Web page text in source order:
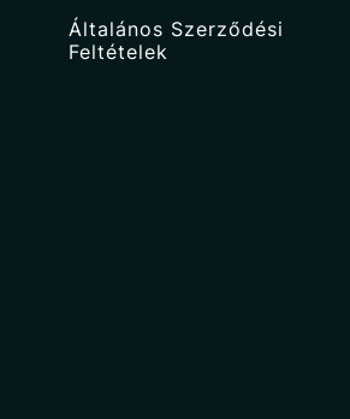
Általános Szerződési
Feltételek